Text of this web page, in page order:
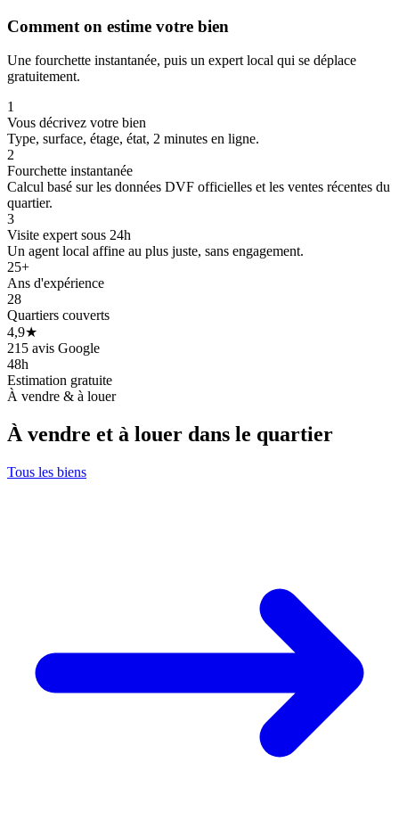
Comment on estime votre bien
Une fourchette instantanée, puis un expert local qui se déplace
gratuitement.
1
Vous décrivez votre bien
Type, surface, étage, état, 2 minutes en ligne.
2
Fourchette instantanée
Calcul basé sur les données DVF officielles et les ventes récentes du
quartier.
3
Visite expert sous 24h
Un agent local affine au plus juste, sans engagement.
25+
Ans d'expérience
28
Quartiers couverts
4,9★
215 avis Google
48h
Estimation gratuite
À vendre & à louer
À vendre et à louer dans le quartier
Tous les biens